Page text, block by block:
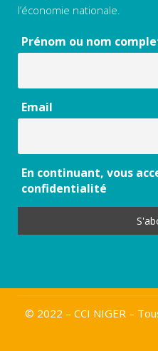
l’économie nationale.
Prénom ou nom
Email
En continuant, vous
confidentialité
© 2022 – CCI NIGER –